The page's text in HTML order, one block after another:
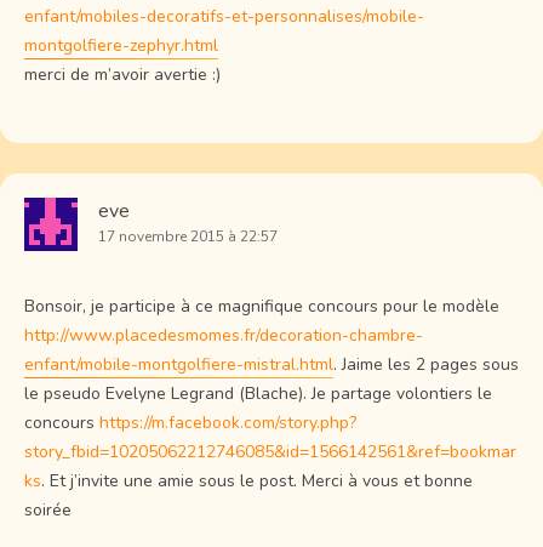
enfant/mobiles-decoratifs-et-personnalises/mobile-
montgolfiere-zephyr.html
merci de m’avoir avertie :)
eve
17 novembre 2015 à 22:57
Bonsoir, je participe à ce magnifique concours pour le modèle
http://www.placedesmomes.fr/decoration-chambre-
enfant/mobile-montgolfiere-mistral.html. Jaime les 2 pages sous
le pseudo Evelyne Legrand (Blache). Je partage volontiers le
concours https://m.facebook.com/story.php?
story_fbid=10205062212746085&id=1566142561&ref=bookmar
ks. Et j’invite une amie sous le post. Merci à vous et bonne
soirée